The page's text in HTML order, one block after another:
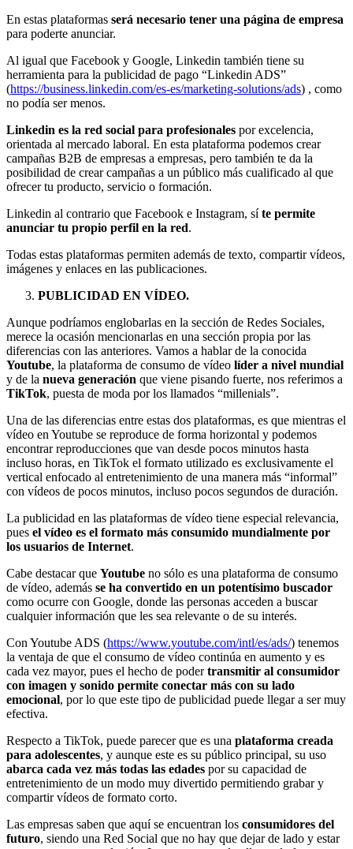
En estas plataformas será necesario tener una página de empresa
para poderte anunciar.
Al igual que Facebook y Google, Linkedin también tiene su
herramienta para la publicidad de pago “Linkedin ADS”
(https://business.linkedin.com/es-es/marketing-solutions/ads) , como
no podía ser menos.
Linkedin es la red social para profesionales por excelencia,
orientada al mercado laboral. En esta plataforma podemos crear
campañas B2B de empresas a empresas, pero también te da la
posibilidad de crear campañas a un público más cualificado al que
ofrecer tu producto, servicio o formación.
Linkedin al contrario que Facebook e Instagram, síte permite
anunciar tu propio perfil en la red.
Todas estas plataformas permiten además de texto, compartir vídeos,
imágenes y enlaces en las publicaciones.
PUBLICIDAD EN VÍDEO.
Aunque podríamos englobarlas en la sección de Redes Sociales,
merece la ocasión mencionarlas en una sección propia por las
diferencias con las anteriores. Vamos a hablar de la conocida
Youtube, la plataforma de consumo de vídeo líder a nivel mundial
y de la nueva generación que viene pisando fuerte, nos referimos a
TikTok, puesta de moda por los llamados “millenials”.
Una de las diferencias entre estas dos plataformas, es que mientras el
vídeo en Youtube se reproduce de forma horizontal y podemos
encontrar reproducciones que van desde pocos minutos hasta
incluso horas, en TikTok el formato utilizado es exclusivamente el
vertical enfocado al entretenimiento de una manera más “informal”
con vídeos de pocos minutos, incluso pocos segundos de duración.
La publicidad en las plataformas de vídeo tiene especial relevancia,
pues el vídeo es el formato más consumido mundialmente por
los usuarios de Internet.
Cabe destacar que Youtube no sólo es una plataforma de consumo
de vídeo, además se ha convertido en un potentísimo buscador
como ocurre con Google, donde las personas acceden a buscar
cualquier información que les sea relevante o de su interés.
Con Youtube ADS (https://www.youtube.com/intl/es/ads/) tenemos
la ventaja de que el consumo de vídeo continúa en aumento y es
cada vez mayor, pues el hecho de podertransmitir al consumidor
con imagen y sonido permite conectar más con su lado
emocional, por lo que este tipo de publicidad puede llegar a ser muy
efectiva.
Respecto a TikTok, puede parecer que es una plataforma creada
para adolescentes, y aunque este es su público principal, su uso
abarca cada vez más todas las edades por su capacidad de
entretenimiento de un modo muy divertido permitiendo grabar y
compartir vídeos de formato corto.
Las empresas saben que aquí se encuentran los consumidores del
futuro, siendo una Red Social que no hay que dejar de lado y estar